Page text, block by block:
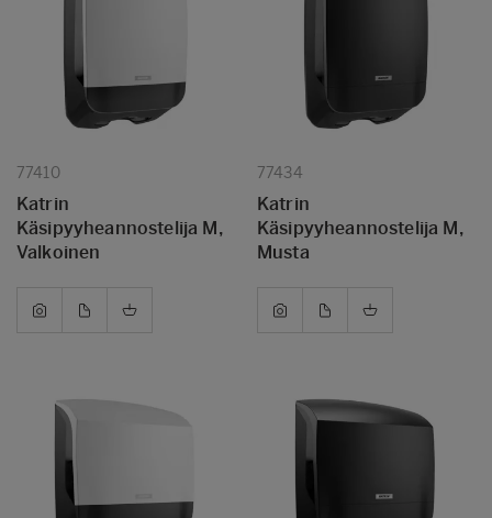
77410
Katrin
Käsipyyheannostelija M,
Valkoinen
77434
Katrin
Käsipyyheannostelija M,
Musta